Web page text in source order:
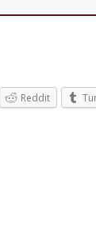
Reddit